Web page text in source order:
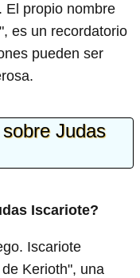
El propio nombre
es un recordatorio
pueden ser
Judas
Iscariote?
Iscariote
Kerioth", una